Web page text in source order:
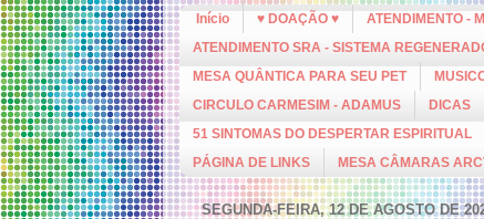
Início ♥ DOAÇÃO ♥ ATENDIMENTO -
ATENDIMENTO SRA - SISTEMA
MESA QUÂNTICA PARA SEU PET
CIRCULO CARMESIM - ADAMUS
DICAS
51 SINTOMAS DO DESPERTAR ESPIRITUAL
PÁGINA DE LINKS
MESA CÂMARAS
SEGUNDA-FEIRA, 12 DE AGOSTO DE